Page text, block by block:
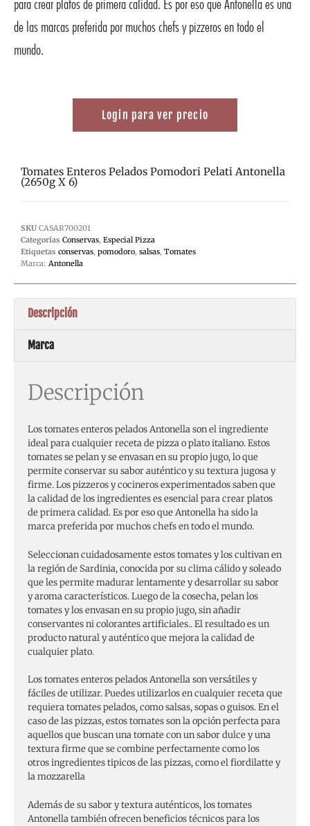
para crear platos de primera calidad. Es por eso que Antonella es una
de las marcas preferida por muchos chefs y pizzeros en todo el
mundo.
Login para ver precio
Tomates Enteros Pelados Pomodori Pelati Antonella
(2650g X 6)
SKU CASAR700201
Categorías Conservas, Especial Pizza
Etiquetas conservas, pomodoro, salsas, Tomates
Marca: Antonella
Descripción
Marca
Descripción
Los tomates enteros pelados Antonella son el ingrediente
ideal para cualquier receta de pizza o plato italiano. Estos
tomates se pelan y se envasan en su propio jugo, lo que
permite conservar su sabor auténtico y su textura jugosa y
firme. Los pizzeros y cocineros experimentados saben que
la calidad de los ingredientes es esencial para crear platos
de primera calidad. Es por eso que Antonella ha sido la
marca preferida por muchos chefs en todo el mundo.
Seleccionan cuidadosamente estos tomates y los cultivan en
la región de Sardinia, conocida por su clima cálido y soleado
que les permite madurar lentamente y desarrollar su sabor
y aroma característicos. Luego de la cosecha, pelan los
tomates y los envasan en su propio jugo, sin añadir
conservantes ni colorantes artificiales.. El resultado es un
producto natural y auténtico que mejora la calidad de
cualquier plato.
Los tomates enteros pelados Antonella son versátiles y
fáciles de utilizar. Puedes utilizarlos en cualquier receta que
requiera tomates pelados, como salsas, sopas o guisos. En el
caso de las pizzas, estos tomates son la opción perfecta para
aquellos que buscan una tomate con un sabor dulce y una
textura firme que se combine perfectamente como los
otros ingredientes tipicos de las pizzas, como el fiordilatte y
la mozzarella
Además de su sabor y textura auténticos, los tomates
Antonella también ofrecen beneficios técnicos para los